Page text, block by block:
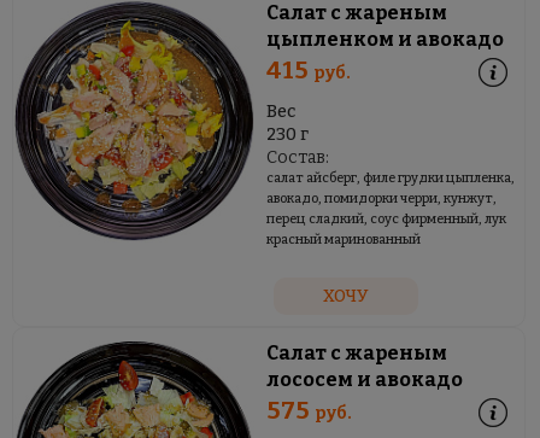
Салат с жареным
цыпленком и авокадо
415 руб.
Вес
230 г
Состав:
салат айсберг, филе грудки цыпленка,
авокадо, помидорки черри, кунжут,
перец сладкий, соус фирменный, лук
красный маринованный
ХОЧУ
Салат с жареным
лососем и авокадо
575 руб.